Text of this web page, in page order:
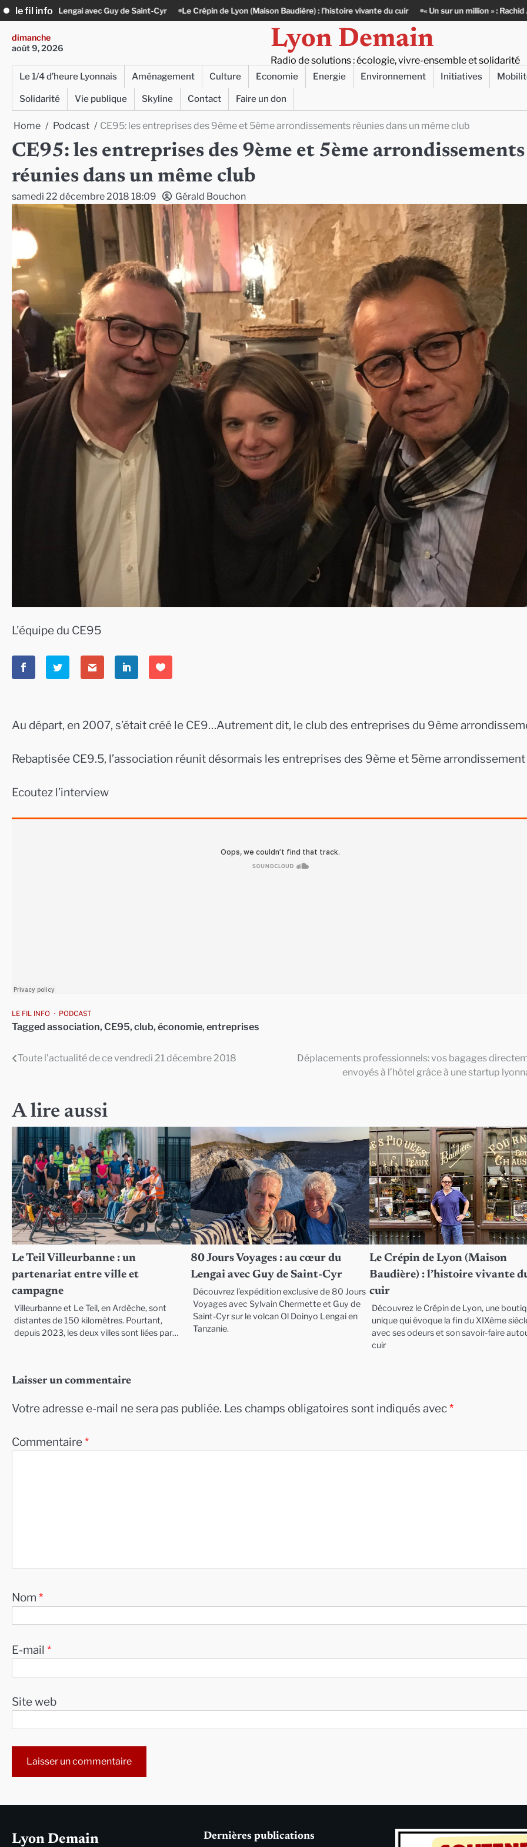
Skip
to
content
le fil info
Guy de Saint-Cyr Le Crépin de Lyon (Maison Baudière) : l’histoire vivante du cuir « Un sur un million » : Rachid Azizi, l’homme sous
dimanche
août 9, 2026
Lyon Demain
Radio de solutions : écologie, vivre-ensemble et solidarité
Le 1/4 d’heure Lyonnais Aménagement Culture Economie Energie Environnement Initiatives
Solidarité
Vie publique Skyline Contact Faire un don
Home Podcast CE95: les entreprises des 9ème et 5ème arrondissements réunies dans un même club
CE95: les entreprises des 9ème et 5ème arrondissements
réunies dans un même club
samedi 22 décembre 2018 18:09 Gérald Bouchon
L'équipe du CE95
Au départ, en 2007, s’était créé le CE9…Autrement dit, le club des entreprises du 9ème
Rebaptisée CE9.5, l’association réunit désormais les entreprises des 9ème et 5ème arrondissement
Ecoutez l’interview
LE FIL INFO PODCAST
Tagged association, CE95, club, économie, entreprises
Navigation
l’article
Toute l’actualité de ce vendredi 21 décembre 2018
Déplacements professionnels: vos bagages
envoyés à l’hôtel grâce à une startup
A lire aussi
Le Teil Villeurbanne : un
partenariat entre ville et
campagne
Villeurbanne et Le Teil, en Ardèche, sont
distantes de 150 kilomètres. Pourtant,
depuis 2023, les deux villes sont liées par…
80 Jours Voyages : au cœur du
Lengai avec Guy de Saint-Cyr
Découvrez l’expédition exclusive de 80 Jours
Voyages avec Sylvain Chermette et Guy de
Saint-Cyr sur le volcan Ol Doinyo Lengai en
Tanzanie.
Le Crépin de Lyon (Maison
Baudière) : l’histoire vivante
cuir
Découvrez le Crépin de Lyon, une
unique qui évoque la fin du XIXème
avec ses odeurs et son savoir-faire
cuir
Laisser un commentaire
Votre adresse e-mail ne sera pas publiée. Les champs obligatoires sont indiqués avec*
Commentaire*
Nom *
E-mail *
Site web
Lyon Demain Dernières publications